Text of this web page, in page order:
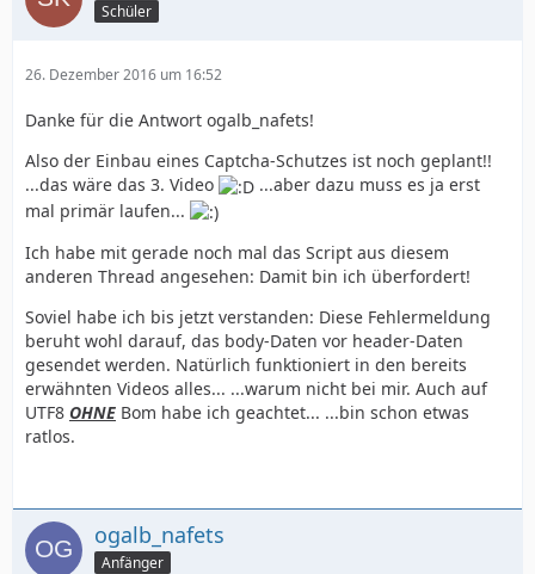
Schüler
26. Dezember 2016 um 16:52
Danke für die Antwort ogalb_nafets!
Also der Einbau eines Captcha-Schutzes ist noch geplant!!
...das wäre das 3. Video
...aber dazu muss es ja erst
mal primär laufen...
Ich habe mit gerade noch mal das Script aus diesem
anderen Thread angesehen: Damit bin ich überfordert!
Soviel habe ich bis jetzt verstanden: Diese Fehlermeldung
beruht wohl darauf, das body-Daten vor header-Daten
gesendet werden. Natürlich funktioniert in den bereits
erwähnten Videos alles... ...warum nicht bei mir. Auch auf
UTF8 OHNE Bom habe ich geachtet... ...bin schon etwas
ratlos.
ogalb_nafets
Anfänger